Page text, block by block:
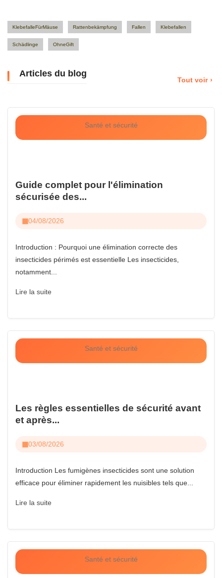
KlebefalleFürMäuse Rattenbekämpfung Fallen Klebefallen
Schädlinge OhneGift
Articles du blog
Tout voir
Santé et sécurité
Guide complet pour l'élimination
sécurisée des...
04/08/2026
Introduction : Pourquoi une élimination correcte des
insecticides périmés est essentielle Les insecticides,
notamment...
Lire la suite
Santé et sécurité
Les règles essentielles de sécurité avant
et après...
03/08/2026
Introduction Les fumigènes insecticides sont une solution
efficace pour éliminer rapidement les nuisibles tels que...
Lire la suite
Santé et sécurité